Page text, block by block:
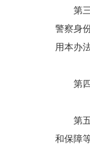
第三
警察身
用本办法
第四
第五
和保障